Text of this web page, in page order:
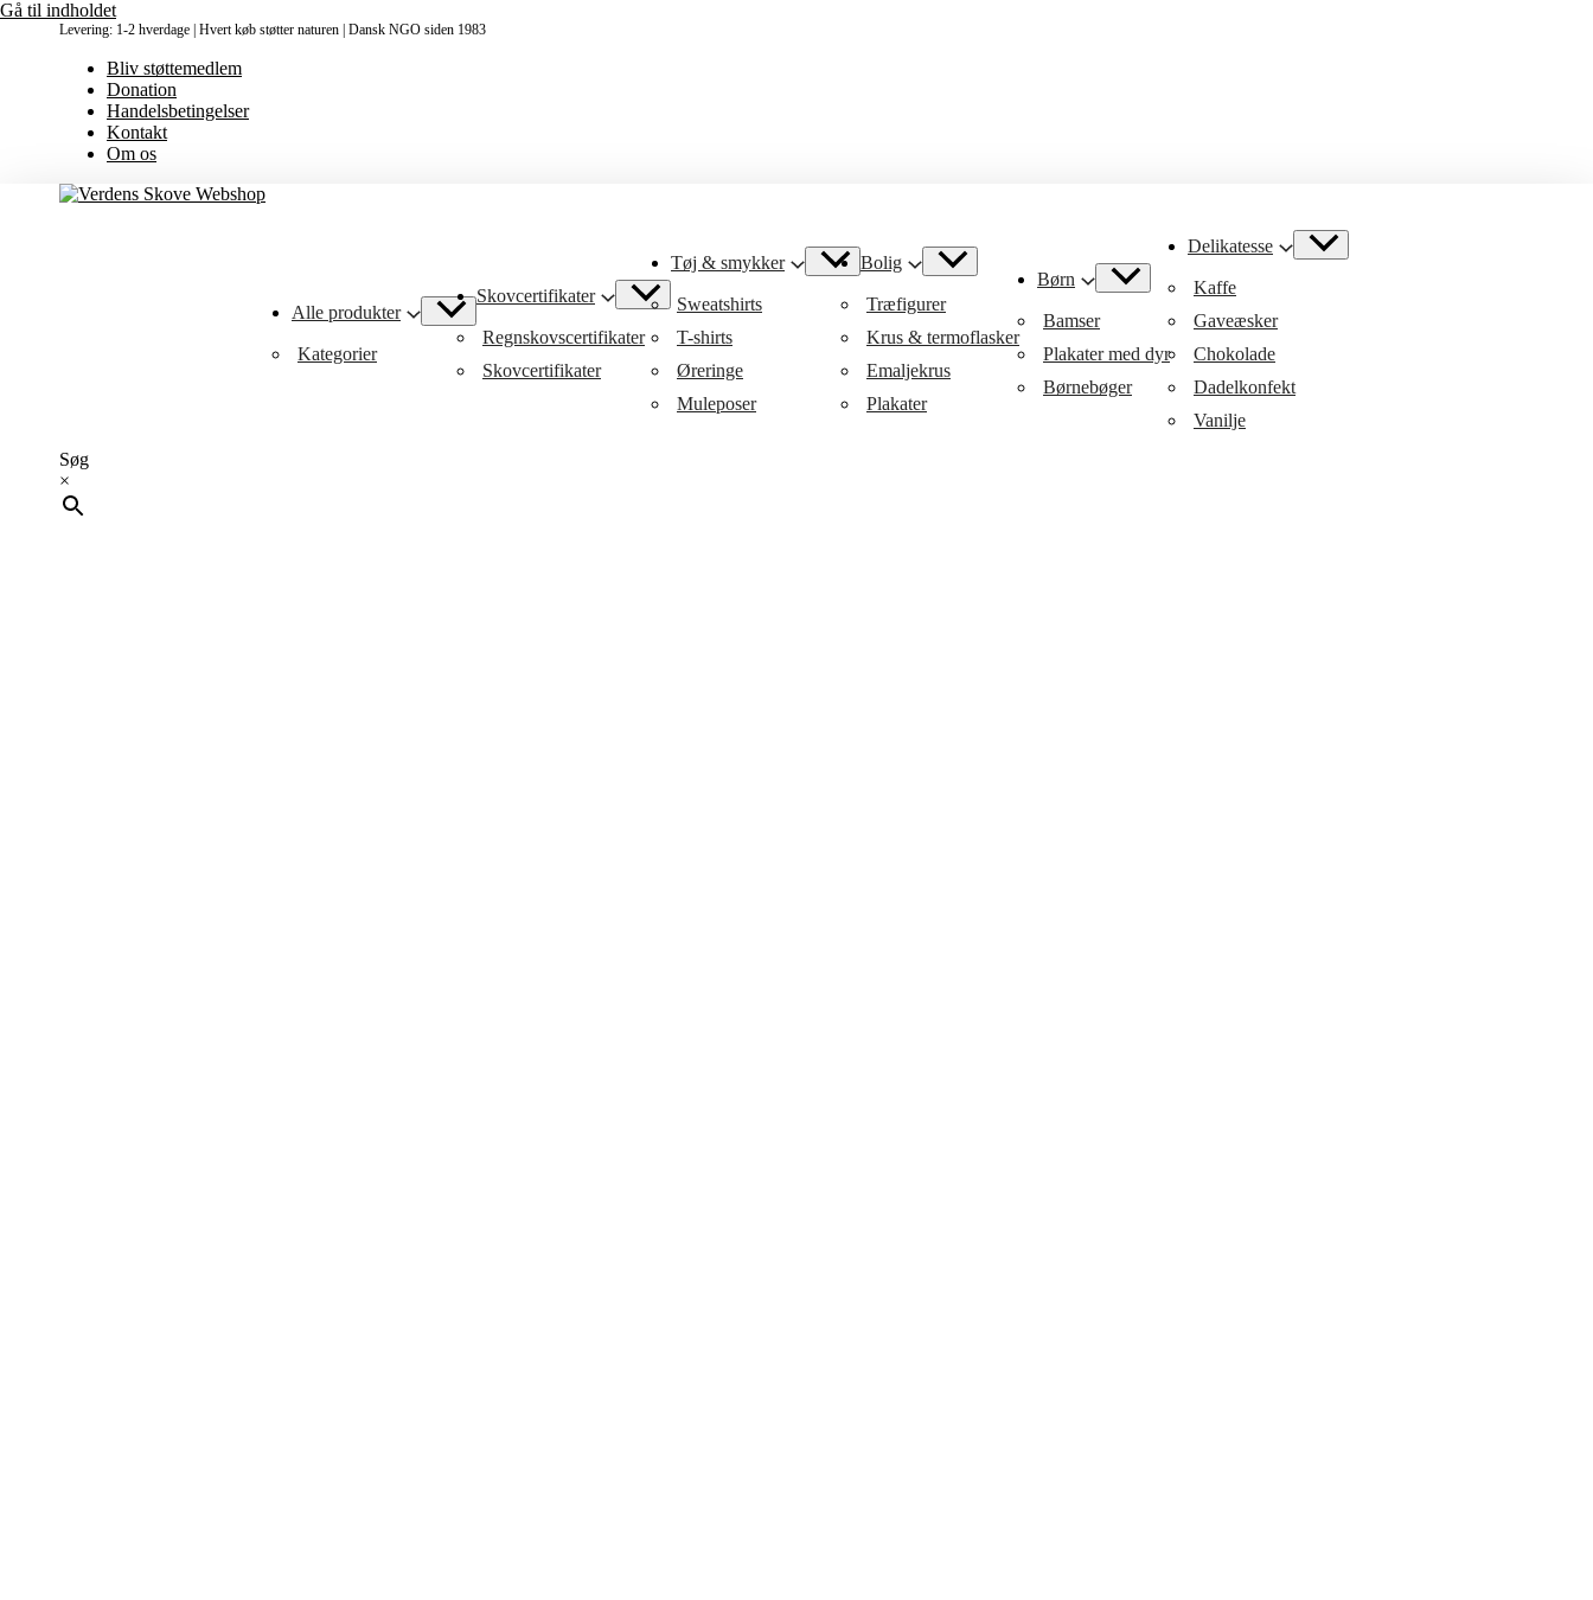
Gå til indholdet
Levering: 1-2 hverdage | Hvert køb støtter naturen | Dansk NGO siden 1983
Bliv støttemedlem
Donation
Handelsbetingelser
Kontakt
Om os
Alle produkter
Kategorier
Skovcertifikater
Regnskovscertifikater
Skovcertifikater
Tøj & smykker
Sweatshirts
T-shirts
Øreringe
Muleposer
Bolig
Træfigurer
Krus & termoflasker
Emaljekrus
Plakater
Børn
Bamser
Plakater med dyr
Børnebøger
Delikatesse
Kaffe
Gaveæsker
Chokolade
Dadelkonfekt
Vanilje
Søg
×